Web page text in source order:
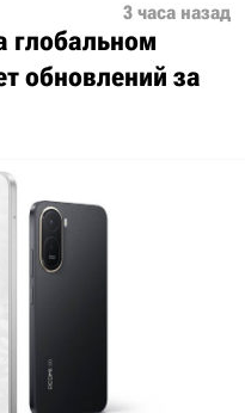
3 часа назад
глобальном
обновлений за